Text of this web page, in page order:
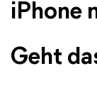
iPhone
Geht